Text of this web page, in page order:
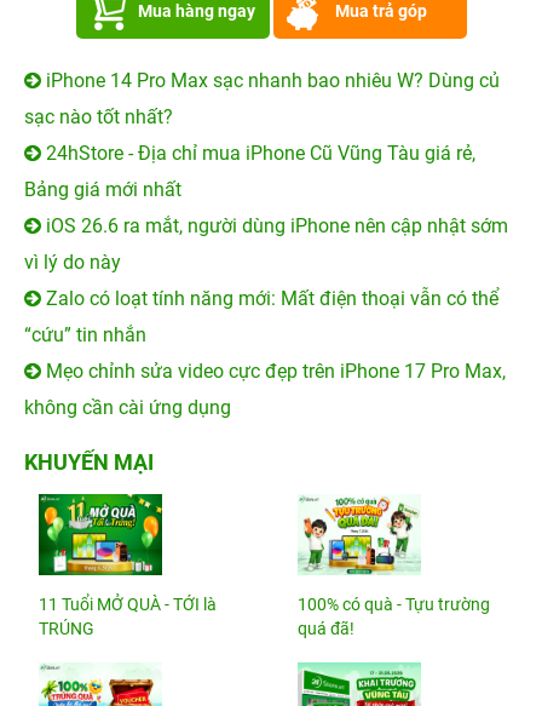
Mua hàng ngay Mua trả góp
iPhone 14 Pro Max sạc nhanh bao nhiêu W? Dùng củ
sạc nào tốt nhất?
24hStore - Địa chỉ mua iPhone Cũ Vũng Tàu giá rẻ,
Bảng giá mới nhất
iOS 26.6 ra mắt, người dùng iPhone nên cập nhật sớm
vì lý do này
Zalo có loạt tính năng mới: Mất điện thoại vẫn có thể
“cứu” tin nhắn
Mẹo chỉnh sửa video cực đẹp trên iPhone 17 Pro Max,
không cần cài ứng dụng
KHUYẾN MẠI
11 Tuổi MỞ QUÀ - TỚI là
TRÚNG
100% có quà - Tựu trường
quá đã!